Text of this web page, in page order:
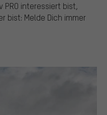
PRO interessiert bist,
bist: Melde Dich immer